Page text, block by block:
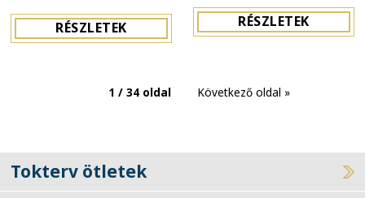
RÉSZLETEK RÉSZLETEK
1 / 34 oldal Következő oldal »
Tokterv ötletek